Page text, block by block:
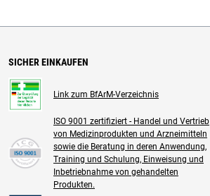
SICHER EINKAUFEN
Link zum BfArM-Verzeichnis
ISO 9001 zertifiziert - Handel und Vertrieb
von Medizinprodukten und Arzneimitteln
sowie die Beratung in deren Anwendung,
Training und Schulung, Einweisung und
Inbetriebnahme von gehandelten
Produkten.